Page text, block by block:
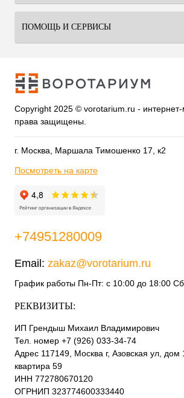
ПОМОЩЬ И СЕРВИСЫ
Copyright 2025 © vorotarium.ru - интернет-
права защищены.
г. Москва, Маршала Тимошенко 17, к2
Посмотреть на карте
+74951280009
Email: zakaz@vorotarium.ru
График работы Пн-Пт: с 10:00 до 18:00
РЕКВИЗИТЫ:
ИП Грендыш Михаил Владимирович
Тел. номер +7 (926) 033-34-74
Адрес 117149, Москва г, Азовская ул, дом
квартира 59
ИНН 772780670120
ОГРНИП 323774600333440